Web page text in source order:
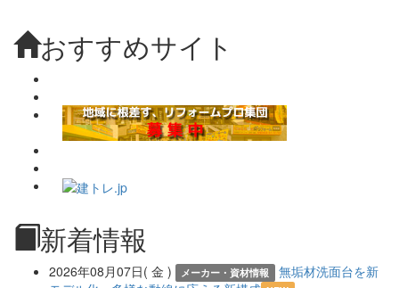
おすすめサイト
新着情報
2026年08月07日( 金 ) メーカー・資材情報
無垢材洗面台を新